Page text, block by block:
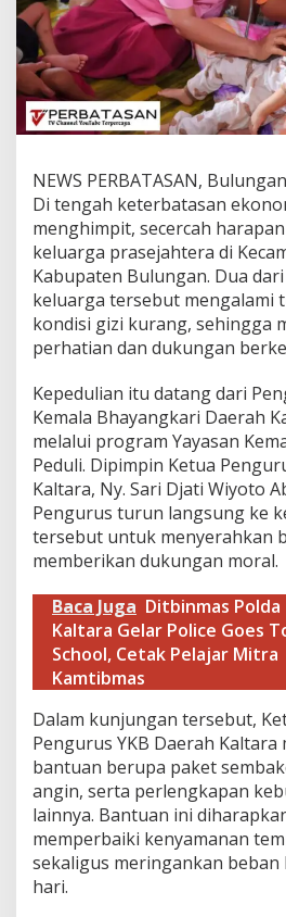
n
,
A
s
a
I
t
a
t
a
g
:
Y
K
B
D
e
r
a
h
K
a
l
t
a
a
B
a
n
u
D
u
a
A
n
a
T
u
NEWS PERBATASAN,
Di tengah keterbatasan
menghimpit, secercah
keluarga prasejahtera di
Kabupaten Bulungan. Dua
keluarga tersebut mengalami
kondisi gizi kurang, sehingga
perhatian dan dukungan
Kepedulian itu datang dari
Kemala Bhayangkari Daerah
melalui program Yayasan
Peduli. Dipimpin Ketua
Kaltara, Ny. Sari Djati Wiyoto
Pengurus turun langsung ke
tersebut untuk menyerahkan
memberikan dukungan moral.
Baca Juga Ditbinmas Polda
Kaltara Gelar Police Goes
School, Cetak Pelajar Mitra
Kamtibmas
Dalam kunjungan tersebut,
Pengurus YKB Daerah Kaltara
bantuan berupa paket
angin, serta perlengkapan
lainnya. Bantuan ini
memperbaiki kenyamanan
sekaligus meringankan
hari.